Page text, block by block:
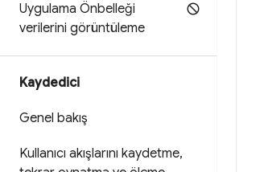
Uygulama Önbelleği
verilerini görüntüleme
Kaydedici
Genel bakış
Kullanıcı akışlarını kaydetme,